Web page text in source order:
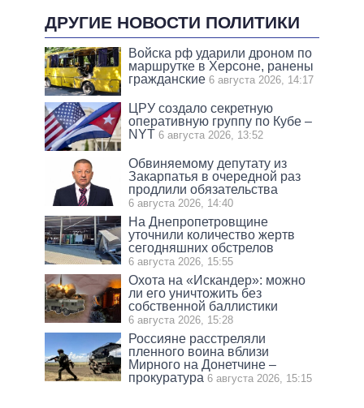
ДРУГИЕ НОВОСТИ ПОЛИТИКИ
Войска рф ударили дроном по
маршрутке в Херсоне, ранены
гражданские 6 августа 2026, 14:17
ЦРУ создало секретную
оперативную группу по Кубе –
NYT 6 августа 2026, 13:52
Обвиняемому депутату из
Закарпатья в очередной раз
продлили обязательства
6 августа 2026, 14:40
На Днепропетровщине
уточнили количество жертв
сегодняшних обстрелов
6 августа 2026, 15:55
Охота на «Искандер»: можно
ли его уничтожить без
собственной баллистики
6 августа 2026, 15:28
Россияне расстреляли
пленного воина вблизи
Мирного на Донетчине –
прокуратура 6 августа 2026, 15:15